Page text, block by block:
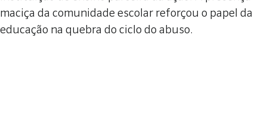
maciça da comunidade escolar reforçou o papel da
educação na quebra do ciclo do abuso.